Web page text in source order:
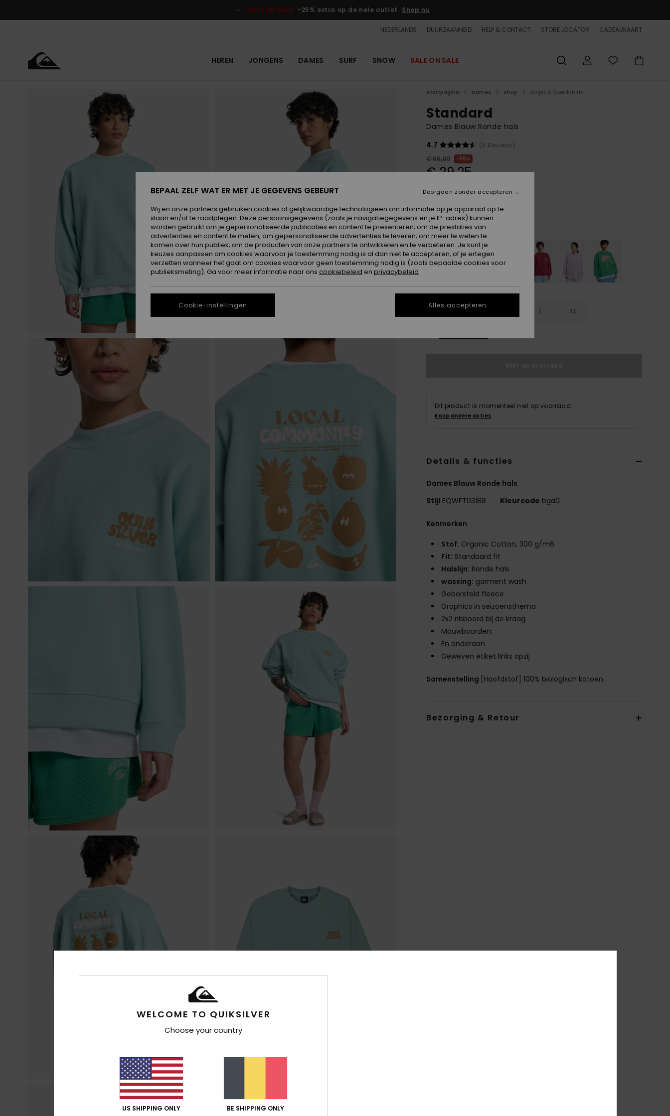
SALE ON SALE -25% extra op de hele outlet Shop nu
NEDERLANDS DUURZAAMHEID HELP & CONTACT STORE LOCATOR CADEAUKAART
HEREN JONGENS DAMES SURF SNOW SALE ON SALE
Startpagina Dames Shop Jasjes & Sweatshirts
Standard
Dames Blauw Ronde hals
4.7
(9 Reviews)
€ 65,00
55%
€ 29,25
KleurBlue Haze
L XL
Dit product is momenteel niet op voorraad.
Koop andere opties
Details & functies
Dames Blauw Ronde hals
Stijl EQWFT03188 Kleurcode bga0
Kenmerken
Stof: Organic Cotton, 300 g/m6
Fit: Standaard fit
Halslijn: Ronde hals
wassing: garment wash
Geborsteld fleece
Graphics in seizoensthema
2x2 ribboord bij de kraag
Mouwboorden:
En onderaan
Geweven etiket links opzij
Samenstelling [Hoofdstof] 100% biologisch katoen
Bezorging & Retour
WELCOME TO QUIKSILVER
Choose your country
US SHIPPING ONLY BE SHIPPING ONLY
BEPAAL ZELF WAT ER MET JE GEGEVENS GEBEURT
Wij en onze partners gebruiken cookies of gelijkwaardige technologieën om informatie op je apparaat op te
slaan en/of te raadplegen. Deze persoonsgegevens (zoals je navigatiegegevens en je IP-adres) kunnen
worden gebruikt om je gepersonaliseerde publicaties en content te presenteren; om de prestaties van
advertenties en content te meten; om gepersonaliseerde advertenties te leveren; om meer te weten te
komen over hun publiek; om de producten van onze partners te ontwikkelen en te verbeteren. Je kunt je
keuzes aanpassen om cookies waarvoor je toestemming nodig is al dan niet te accepteren, of je ertegen
verzetten wanneer het gaat om cookies waarvoor geen toestemming nodig is (zoals bepaalde cookies voor
publieksmeting). Ga voor meer informatie naar ons cookiebeleid en privacybeleid
Cookie-instellingen
Doorgaan zonder accepteren
Alles accepteren